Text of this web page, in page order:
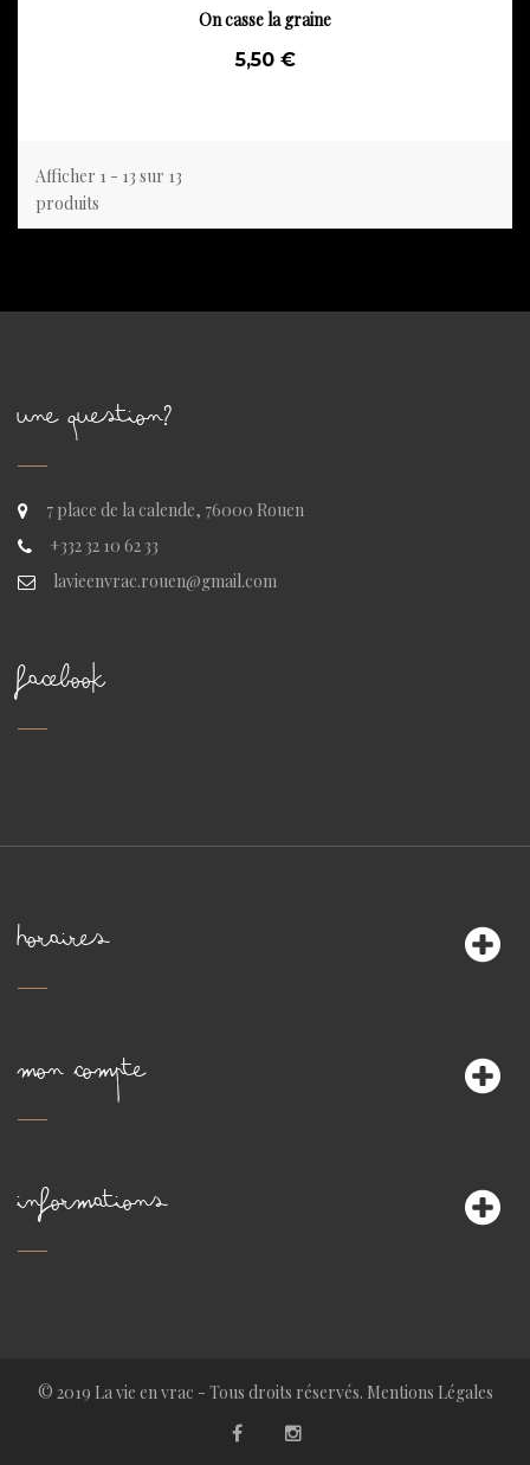
On casse la graine
5,50 €
Afficher 1 - 13 sur 13
produits
UNE QUESTION?
7 place de la calende, 76000 Rouen
+332 32 10 62 33
lavieenvrac.rouen@gmail.com
FACEBOOK
HORAIRES
MON COMPTE
INFORMATIONS
© 2019 La vie en vrac - Tous droits réservés. Mentions Légales